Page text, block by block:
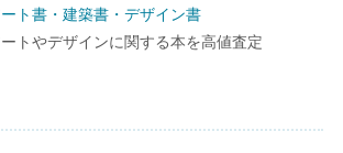
ト書・建築書・デザイン書
トやデザインに関する本を高値査定